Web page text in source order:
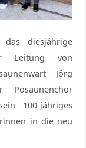
diesjährige
Leitung von
Jörg
100-jähriges
in die neu